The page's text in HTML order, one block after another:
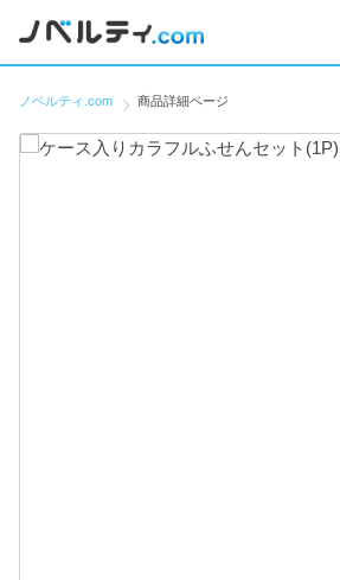
ノベルティ.com 商品詳細ページ